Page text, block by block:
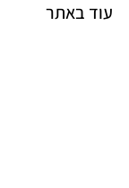
עוד באתר